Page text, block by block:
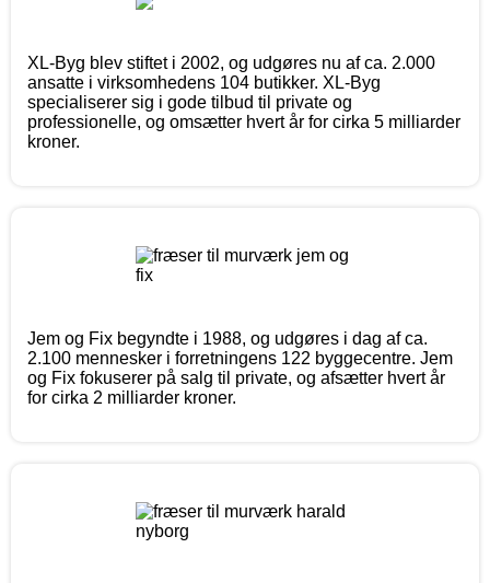
XL-Byg blev stiftet i 2002, og udgøres nu af ca. 2.000
ansatte i virksomhedens 104 butikker. XL-Byg
specialiserer sig i gode tilbud til private og
professionelle, og omsætter hvert år for cirka 5 milliarder
kroner.
Jem og Fix begyndte i 1988, og udgøres i dag af ca.
2.100 mennesker i forretningens 122 byggecentre. Jem
og Fix fokuserer på salg til private, og afsætter hvert år
for cirka 2 milliarder kroner.